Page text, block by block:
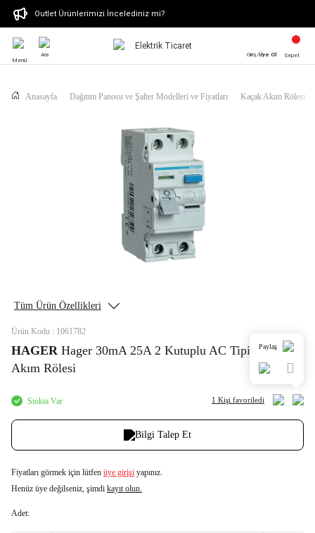
Outlet Ürünlerimizi İncelediniz mi?
Menü
Ara Giriş/Üye Ol Sepet
Anasayfa Dağıtım Panosu ve Şalter Modelleri ve Fiyatları Kaçak Akım Rölesi
Tüm Ürün Özellikleri
Ürün Kodu : 1061782
HAGER Hager 30mA 25A 2 Kutuplu AC Tipi Kaçak
Akım Rölesi
Stokta Var 1 Kişi favoriledi
Paylaş
Bilgi Talep Et
Fiyatları görmek için lütfen üye girişi yapınız.
Henüz üye değilseniz, şimdi kayıt olun.
Adet: